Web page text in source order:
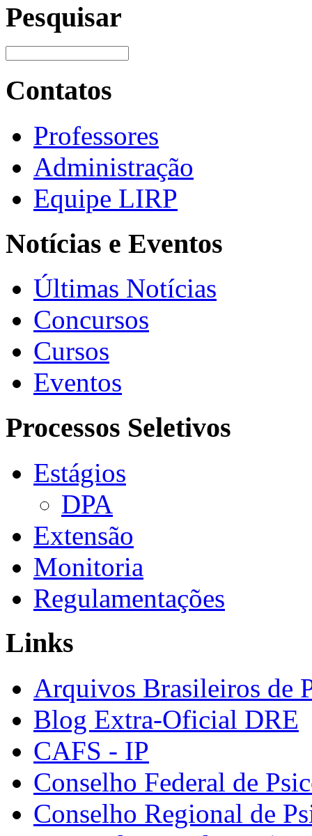
Pesquisar
Contatos
Professores
Administração
Equipe LIRP
Notícias e Eventos
Últimas Notícias
Concursos
Cursos
Eventos
Processos Seletivos
Estágios
DPA
Extensão
Monitoria
Regulamentações
Links
Arquivos Brasileiros de
Blog Extra-Oficial DRE
CAFS - IP
Conselho Federal de
Conselho Regional de